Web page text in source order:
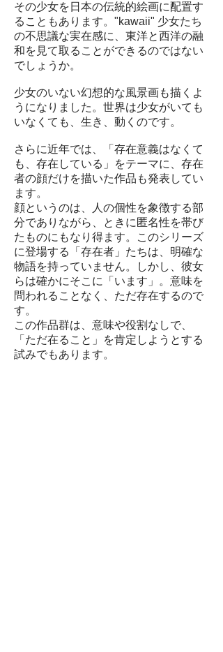
その少女を日本の伝統的絵画に配置す
ることもあります。"kawaii" 少女たち
の不思議な実在感に、東洋と西洋の融
和を見て取ることができるのではない
でしょうか。
少女のいない幻想的な風景画も描くよ
うになりました。世界は少女がいても
いなくても、生き、動くのです。
さらに近年では、「存在意義はなくて
も、存在している」をテーマに、存在
者の顔だけを描いた作品も発表してい
ます。
顔というのは、人の個性を象徴する部
分でありながら、ときに匿名性を帯び
たものにもなり得ます。このシリーズ
に登場する「存在者」たちは、明確な
物語を持っていません。しかし、彼女
らは確かにそこに「います」。意味を
問われることなく、ただ存在するので
す。
この作品群は、意味や役割なしで、
「ただ在ること」を肯定しようとする
試みでもあります。